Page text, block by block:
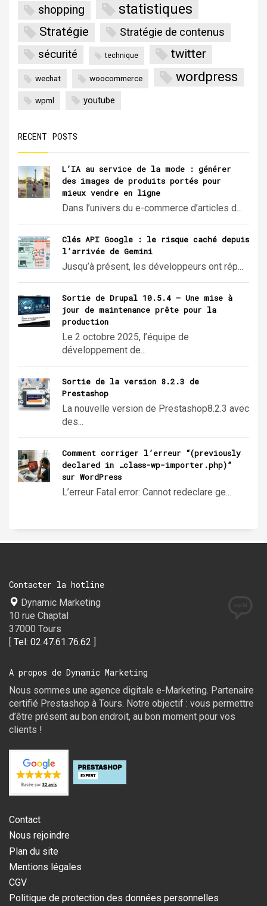
shopping statistiques
Stratégie Stratégie de contenus
sécurité technique twitter
wechat woocommerce wordpress
wpml youtube
RECENT POSTS
L’IA au service de la mode : générer
des images de produits portés pour
mieux vendre en ligne
Dans l’univers du e-commerce d’articles d...
Clés API Google : le risque caché depuis
l’arrivée de Gemini
Jusqu’à présent, les développeurs ont rép...
Sortie de Drupal 10.5.4 – Une mise à
jour de maintenance prête pour la
production
Le 2 octobre 2025, l’équipe de
développement de...
Sortie de la version 8.2.3 de
Prestashop
La nouvelle version de Prestashop8.2.3 avec
des...
Comment corriger l’erreur “(previously
declared in …class-wp-importer.php)”
sur WordPress
L’erreur Fatal error: Cannot redeclare ge...
Contacter la hotline
Dynamic Marketing
10 rue Chaptal
37000 Tours
[ Tel: 02.47.61.76.62 ]
A propos de Dynamic Marketing
Nous sommes une agence digitale e-Marketing. Partenaire
certifié Prestashop à Tours. Notre objectif : vous permettre
d’être présent au bon endroit, au bon moment pour vos
clients !
Contact
Nous rejoindre
Plan du site
Mentions légales
CGV
Politique de protection des données personnelles